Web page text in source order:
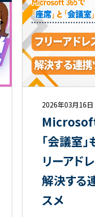
2026年03月16日（
Microsoft
「会議室
リーアド
解決する
スメ